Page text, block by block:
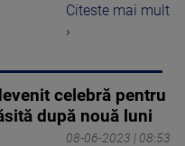
Citeste mai mult
›
celebră pentru
după nouă luni
08-06-2023 | 08:53